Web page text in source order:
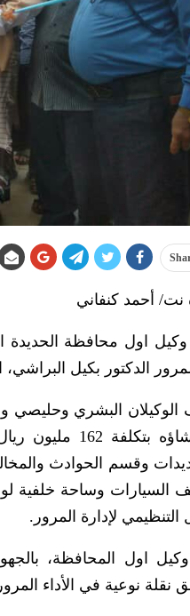
نت/ أحمد كنفاني
وكيل اول محافظة
الدكتور بكيل
البشري وحليصي
تم إنشاؤه
وقسم الحوادث
السيارات وساحة خلفية
التنظيمي لإدارة المرور.
اول المحافظة،
نقلة نوعية في الأداء